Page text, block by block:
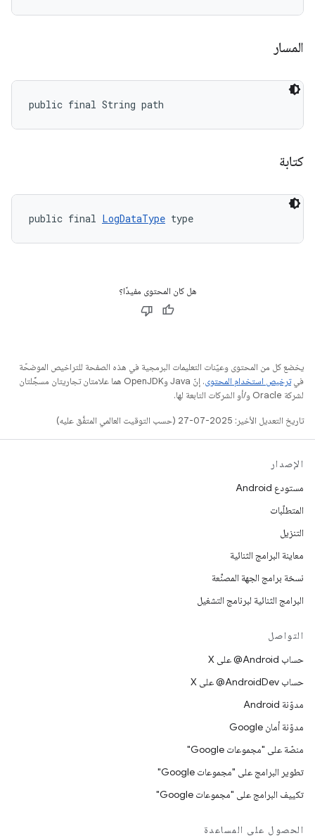
المسار
public final String path
كتابة
public final LogDataType type
هل كان المحتوى مفيدًا؟
يخضع كل من المحتوى وعيّنات التعليمات البرمجية في هذه الصفحة للتراخيص الموضحّة
فيترخيص استخدام المحتوى
. إنّ Java وOpenJDK هما علامتان تجاريتان مسجَّلتان
لشركة Oracle و/أو الشركات التابعة لها.
تاريخ التعديل الأخير: 2025-07-27 (حسب التوقيت العالمي المتفَّق عليه)
الإصدار
مستودع Android
المتطلّبات
التنزيل
معاينة البرامج الثنائية
نسخة برامج الجهة المصنِّعة
البرامج الثنائية لبرنامج التشغيل
التواصل
حساب ‎@Android على X
حساب ‎@AndroidDev على X
مدوّنة Android
مدوّنة أمان Google
منصّة على "مجموعات Google"
تطوير البرامج على "مجموعات Google"
تكييف البرامج على "مجموعات Google"
الحصول على المساعدة